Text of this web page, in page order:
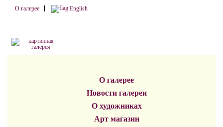
О галерее English
О галерее
Новости галереи
О художниках
Арт магазин